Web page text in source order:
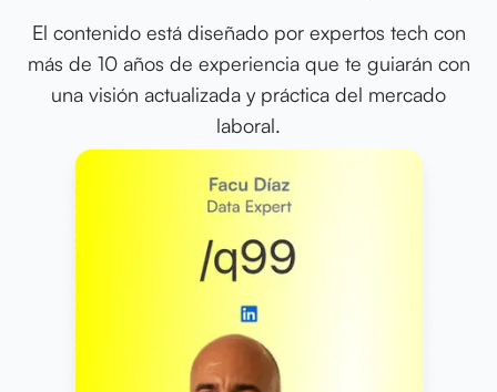
El contenido está diseñado por expertos tech con
más de 10 años de experiencia que te guiarán con
una visión actualizada y práctica del mercado
laboral.